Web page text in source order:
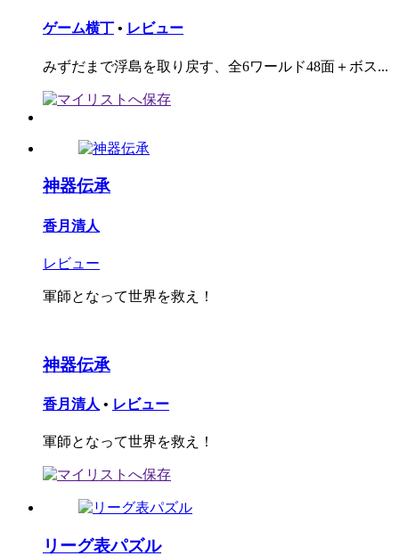
ゲーム横丁 • レビュー
みずだまで浮島を取り戻す、全6ワールド48面＋ボス...
神器伝承
香月清人
レビュー
軍師となって世界を救え！
神器伝承
香月清人 • レビュー
軍師となって世界を救え！
リーグ表パズル